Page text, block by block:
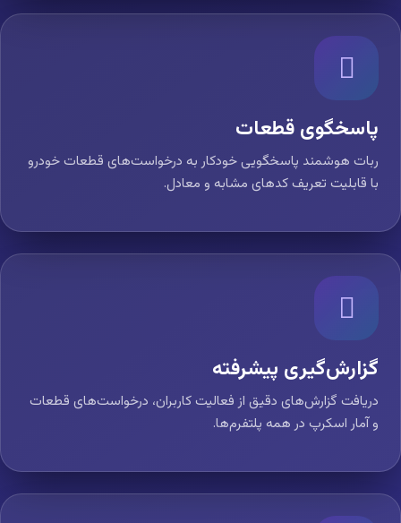
پاسخگوی قطعات
ربات هوشمند پاسخگویی خودکار به درخواست‌های قطعات خودرو
با قابلیت تعریف کدهای مشابه و معادل.
گزارش‌گیری پیشرفته
دریافت گزارش‌های دقیق از فعالیت کاربران، درخواست‌های قطعات
و آمار اسکرپ در همه پلتفرم‌ها.